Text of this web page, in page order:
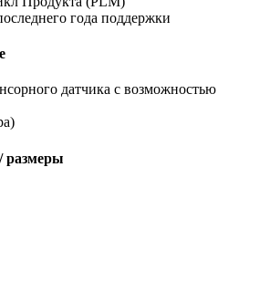
года поддержки
датчика с возможностью
размеры